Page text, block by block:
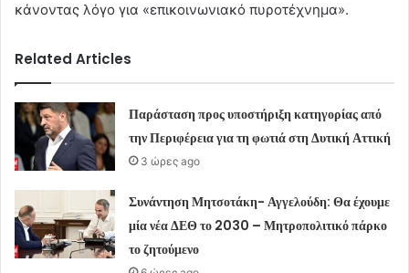
κάνοντας λόγο για «επικοινωνιακό πυροτέχνημα».
Related Articles
Παράσταση προς υποστήριξη κατηγορίας από
την Περιφέρεια για τη φωτιά στη Δυτική Αττική
3 ώρες ago
Συνάντηση Μητσοτάκη- Αγγελούδη: Θα έχουμε
μία νέα ΔΕΘ το 2030 – Μητροπολιτικό πάρκο
το ζητούμενο